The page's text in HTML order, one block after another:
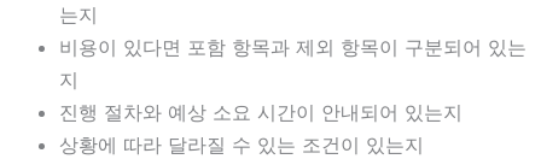
는지
비용이 있다면 포함 항목과 제외 항목이 구분되어 있는
지
진행 절차와 예상 소요 시간이 안내되어 있는지
상황에 따라 달라질 수 있는 조건이 있는지